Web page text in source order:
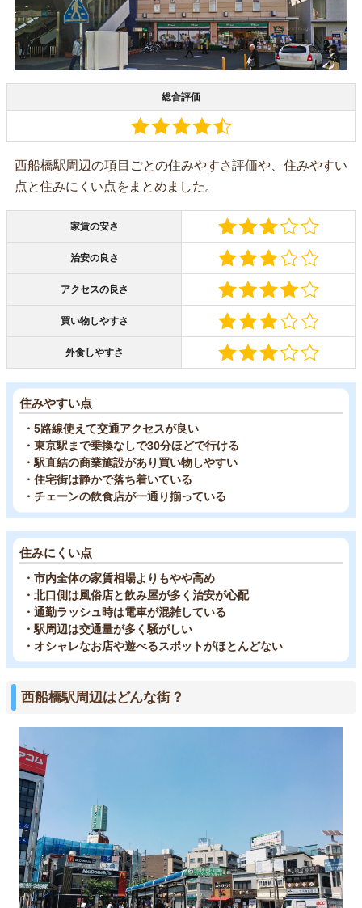
総合評価
西船橋駅周辺の項目ごとの住みやすさ評価や、住みやすい
点と住みにくい点をまとめました。
家賃の安さ
治安の良さ
アクセスの良さ
買い物しやすさ
外食しやすさ
住みやすい点
・5路線使えて交通アクセスが良い
・東京駅まで乗換なしで30分ほどで行ける
・駅直結の商業施設があり買い物しやすい
・住宅街は静かで落ち着いている
・チェーンの飲食店が一通り揃っている
住みにくい点
・市内全体の家賃相場よりもやや高め
・北口側は風俗店と飲み屋が多く治安が心配
・通勤ラッシュ時は電車が混雑している
・駅周辺は交通量が多く騒がしい
・オシャレなお店や遊べるスポットがほとんどない
西船橋駅周辺はどんな街？